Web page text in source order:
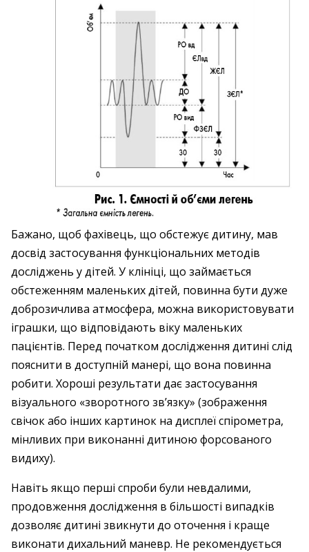
Бажано, щоб фахівець, що обстежує дитину, мав
досвід застосування функціональних методів
досліджень у дітей. У клініці, що займається
обстеженням маленьких дітей, повинна бути дуже
доброзичлива атмосфера, можна використовувати
іграшки, що відповідають віку маленьких
пацієнтів. Перед початком дослідження дитині слід
пояснити в доступній манері, що вона повинна
робити. Хороші результати дає застосування
візуального «зворотного зв’язку» (зображення
свічок або інших картинок на дисплеї спірометра,
мінливих при виконанні дитиною форсованого
видиху).
Навіть якщо перші спроби були невдалими,
продовження дослідження в більшості випадків
дозволяє дитині звикнути до оточення і краще
виконати дихальний маневр. Не рекомендується